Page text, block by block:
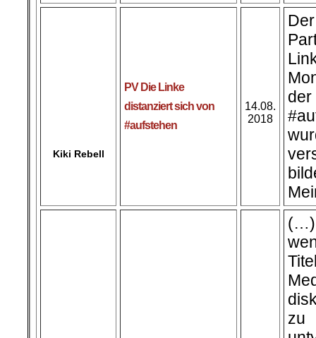
PV Die Linke
distanziert sich von
#aufstehen
14.08.
2018
der
(…)
zu